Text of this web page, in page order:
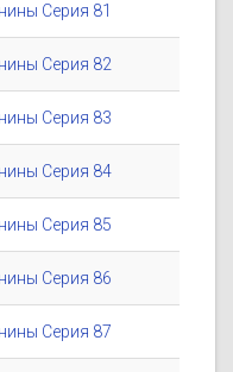
Серия 81
Серия 82
Серия 83
Серия 84
Серия 85
Серия 86
Серия 87